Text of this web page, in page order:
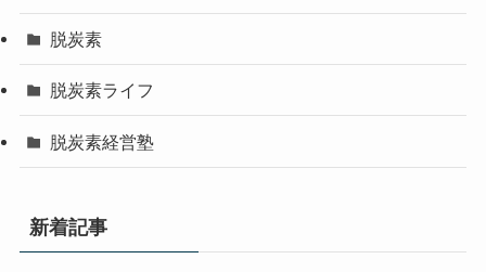
脱炭素
脱炭素ライフ
脱炭素経営塾
新着記事